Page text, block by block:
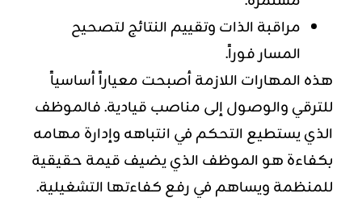
مراقبة الذات وتقييم النتائج لتصحيح
المسار فوراً.
هذه المهارات اللازمة أصبحت معياراً أساسياً
للترقي والوصول إلى مناصب قيادية. فالموظف
الذي يستطيع التحكم في انتباهه وإدارة مهامه
بكفاءة هو الموظف الذي يضيف قيمة حقيقية
للمنظمة ويساهم في رفع كفاءتها التشغيلية.